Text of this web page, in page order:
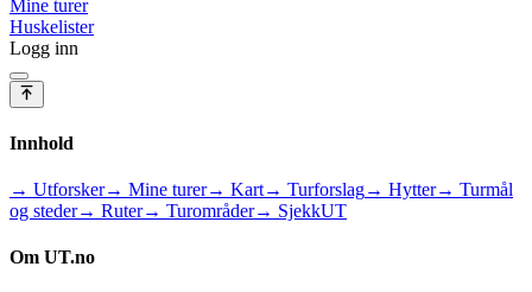
Mine turer
Huskelister
Logg inn
Innhold
→ Utforsker→ Mine turer→ Kart→ Turforslag→ Hytter→ Turmål
og steder→ Ruter→ Turområder→ SjekkUT
Om UT.no